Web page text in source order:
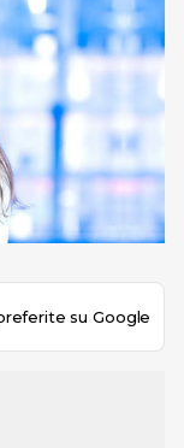
su Google